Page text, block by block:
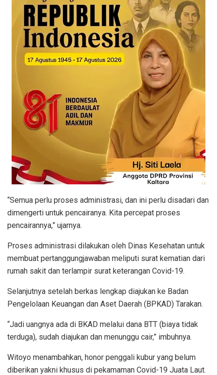
“Semua perlu proses administrasi, dan ini perlu disadari dan
dimengerti untuk pencairanya. Kita percepat proses
pencairannya,” ujarnya.
Proses administrasi dilakukan oleh Dinas Kesehatan untuk
membuat pertanggungjawaban meliputi surat kematian dari
rumah sakit dan terlampir surat keterangan Covid-19.
Selanjutnya setelah berkas lengkap diajukan ke Badan
Pengelolaan Keuangan dan Aset Daerah (BPKAD) Tarakan.
“Jadi uangnya ada di BKAD melalui dana BTT (biaya tidak
terduga), sudah diajukan dan menunggu cair,” imbuhnya.
Witoyo menambahkan, honor penggali kubur yang belum
diberikan yakni khusus di pekamaman Covid-19 Juata Laut.